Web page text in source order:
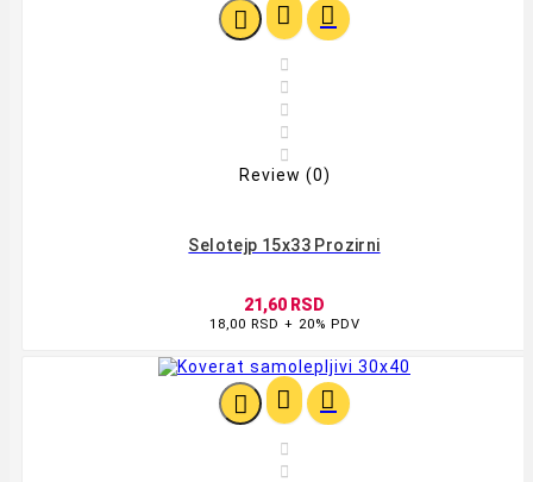
  





Review (0)
Selotejp 15x33 Prozirni
21,60 RSD
18,00 RSD + 20% PDV
  

